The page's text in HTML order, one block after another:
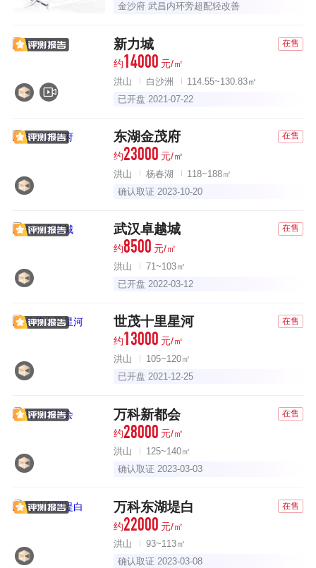
金沙府 武昌内环旁超配轻改善
新力城 在售
约14000 元/㎡
洪山 白沙洲
114.55~130.83㎡
已开盘 2021-07-22
东湖金茂府 在售
约23000 元/㎡
洪山 杨春湖
118~188㎡
确认取证 2023-10-20
武汉卓越城 在售
约8500 元/㎡
洪山
71~103㎡
已开盘 2022-03-12
世茂十里星河 在售
约13000 元/㎡
洪山
105~120㎡
已开盘 2021-12-25
万科新都会 在售
约28000 元/㎡
洪山
125~140㎡
确认取证 2023-03-03
万科东湖堤白 在售
约22000 元/㎡
洪山
93~113㎡
确认取证 2023-03-08